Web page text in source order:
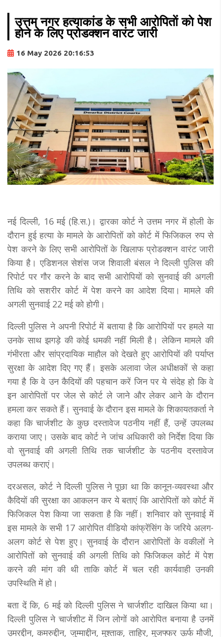
उत्तम नगर हत्याकांड के सभी आरोपिताें काे पेश
होने के लिए प्रोडक्शन वारंट जारी
16 May 2026 20:16:53
नई दिल्ली, 16 मई (हि.स.)। द्वारका कोर्ट ने उत्तम नगर में होली के
दौरान हुई हत्या के मामले के आरोपितों को कोर्ट में फिजिकल रुप से
पेश करने के लिए सभी आरोपितों के खिलाफ प्रोडक्शन वारंट जारी
किया है। एडिशनल सेशंस जज शिवाली बंसल ने दिल्ली पुलिस की
रिपोर्ट पर गौर करने के बाद सभी आरोपियों को सुनवाई की अगली
तिथि को सशरीर कोर्ट में पेश करने का आदेश दिया। मामले की
अगली सुनवाई 22 मई को होगी।
दिल्ली पुलिस ने अपनी रिपोर्ट में बताया है कि आरोपियों पर हमले या
उनके साथ झगड़े की कोई धमकी नहीं मिली है। लेकिन मामले की
गंभीरता और सांप्रदायिक माहौल को देखते हुए आरोपियों की पर्याप्त
सुरक्षा के आदेश दिए गए हैं। इसके अलावा जेल अधीक्षकों से कहा
गया है कि वे उन कैदियों की पहचान करें जिन पर ये संदेह हो कि वे
इन आरोपितों पर जेल से कोर्ट ले जाने और लेकर आने के दौरान
हमला कर सकते हैं। सुनवाई के दौरान इस मामले के शिकायतकर्ता ने
कहा कि चार्जशीट के कुछ दस्तावेज पठनीय नहीं हैं, उन्हें उपलब्ध
कराया जाए। उसके बाद कोर्ट ने जांच अधिकारी को निर्देश दिया कि
वो सुनवाई की अगली तिथि तक चार्जशीट के पठनीय दस्तावेज
उपलब्ध कराएं।
दरअसल, कोर्ट ने दिल्ली पुलिस ने पूछा था कि कानून-व्यवस्था और
कैदियों की सुरक्षा का आकलन कर ये बताएं कि आरोपितों को कोर्ट में
फिजिकल पेश किया जा सकता है कि नहीं। शनिवार काे सुनवाई में
इस मामले के सभी 17 आरोपित वीडियो कांफ्रेंसिंग के जरिये अलग-
अलग कोर्ट से पेश हुए। सुनवाई के दौरान आरोपिताें के वकीलों ने
आरोपितों को सुनवाई की अगली तिथि को फिजिकल कोर्ट में पेश
करने की मांग की थी ताकि कोर्ट में चल रही कार्यवाही उनकी
उपस्थिति में हो।
बता दें कि, 6 मई को दिल्ली पुलिस ने चार्जशीट दाखिल किया था।
दिल्ली पुलिस ने चार्जशीट में जिन लोगों को आरोपित बनाया है उनमें
उमरद्दीन, कमरुद्दीन, जुम्माद्दीन, मुश्ताक, ताहिर, मुजफ्फर ऊर्फ मौजी,